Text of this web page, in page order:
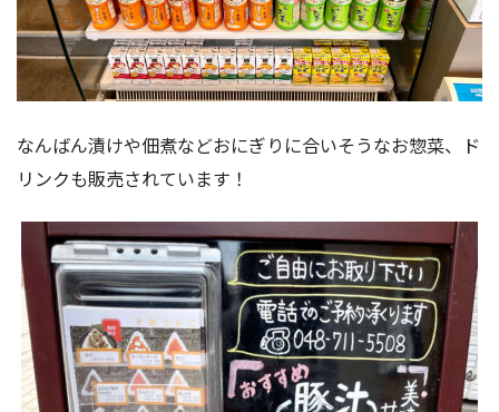
なんばん漬けや佃煮などおにぎりに合いそうなお惣菜、ド
リンクも販売されています！